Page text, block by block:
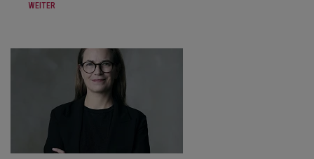
WEITER